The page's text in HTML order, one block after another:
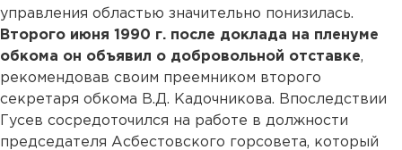
управления областью значительно понизилась.
Второго июня 1990 г. после доклада на пленуме
обкома он объявил о добровольной отставке,
рекомендовав своим преемником второго
секретаря обкома В.Д. Кадочникова. Впоследствии
Гусев сосредоточился на работе в должности
председателя Асбестовского горсовета, который